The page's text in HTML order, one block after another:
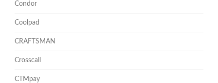
Condor
Coolpad
CRAFTSMAN
Crosscall
CTMpay